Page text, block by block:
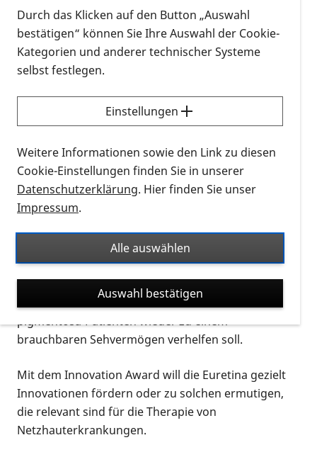
lang="en">Innovation Award" ausgezeichnet
worden.
Den 1. Preis hat die
Universitätsaugenklinik Lübeck (Translationale
AMD-Forschungsgruppe) zuerkannt. Ausgezeichnet
neuartiger Arzneimittelkandidaten zur Prävention
und Therapie von AMD.
[Prof] Eberhart Zrenner, emeritierter Direktor des
Forschungsinstituts für Augenheilkunde an der
Universitätsaugenklinik Tübingen und Gründer des
Unternehmens Retina Implant AG, erhielt den 2.
Preis für seine Arbeiten auf dem Gebiet des
subretinalen Netzhautimplantats, das Retinitis-
pigmentosa-Patienten wieder zu einem
brauchbaren Sehvermögen verhelfen soll.
Mit dem Innovation Award will die Euretina gezielt
Innovationen fördern oder zu solchen ermutigen,
die relevant sind für die Therapie von
Netzhauterkrankungen.
Durch das Klicken auf den Button „Auswahl
bestätigen“ können Sie Ihre Auswahl der Cookie-
Kategorien und anderer technischer Systeme
selbst festlegen.
Einstellungen
Weitere Informationen sowie den Link zu diesen
Cookie-Einstellungen finden Sie in unserer
Datenschutzerklärung. Hier finden Sie unser
Impressum.
Alle auswählen
Auswahl bestätigen